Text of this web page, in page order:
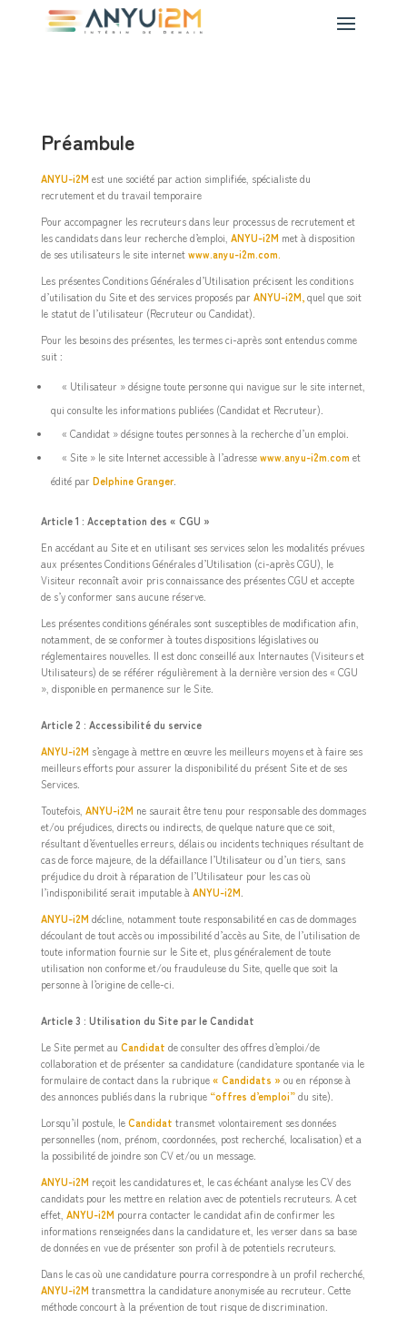
Préambule
ANYU-i2M est une société par action simplifiée, spécialiste du
recrutement et du travail temporaire
Pour accompagner les recruteurs dans leur processus de recrutement et
les candidats dans leur recherche d’emploi, ANYU-i2M met à disposition
de ses utilisateurs le site internetwww.anyu-i2m.com.
Les présentes Conditions Générales d’Utilisation précisent les conditions
d’utilisation du Site et des services proposés par ANYU-i2M, quel que soit
le statut de l’utilisateur (Recruteur ou Candidat).
Pour les besoins des présentes, les termes ci-après sont entendus comme
suit :
« Utilisateur » désigne toute personne qui navigue sur le site internet,
qui consulte les informations publiées (Candidat et Recruteur).
« Candidat » désigne toutes personnes à la recherche d’un emploi.
« Site » le site Internet accessible à l’adressewww.anyu-i2m.com et
édité par Delphine Granger.
Article 1 : Acceptation des « CGU »
En accédant au Site et en utilisant ses services selon les modalités prévues
aux présentes Conditions Générales d’Utilisation (ci-après CGU), le
Visiteur reconnaît avoir pris connaissance des présentes CGU et accepte
de s’y conformer sans aucune réserve.
Les présentes conditions générales sont susceptibles de modification afin,
notamment, de se conformer à toutes dispositions législatives ou
réglementaires nouvelles. Il est donc conseillé aux Internautes (Visiteurs et
Utilisateurs) de se référer régulièrement à la dernière version des « CGU
», disponible en permanence sur le Site.
Article 2 : Accessibilité du service
ANYU-i2M s’engage à mettre en œuvre les meilleurs moyens et à faire ses
meilleurs efforts pour assurer la disponibilité du présent Site et de ses
Services.
Toutefois, ANYU-i2M ne saurait être tenu pour responsable des dommages
et/ou préjudices, directs ou indirects, de quelque nature que ce soit,
résultant d’éventuelles erreurs, délais ou incidents techniques résultant de
cas de force majeure, de la défaillance l’Utilisateur ou d’un tiers, sans
préjudice du droit à réparation de l’Utilisateur pour les cas où
l’indisponibilité serait imputable à ANYU-i2M
ANYU-i2M décline, notamment toute responsabilité en cas de dommages
découlant de tout accès ou impossibilité d’accès au Site, de l’utilisation de
toute information fournie sur le Site et, plus généralement de toute
utilisation non conforme et/ou frauduleuse du Site, quelle que soit la
personne à l’origine de celle-ci.
Article 3 : Utilisation du Site par le Candidat
Le Site permet au Candidat de consulter des offres d’emploi/de
collaboration et de présenter sa candidature (candidature spontanée via le
formulaire de contact dans la rubrique« Candidats » ou en réponse à
des annonces publiés dans la rubrique “offres d’emploi”du site).
Lorsqu’il postule, leCandidat transmet volontairement ses données
personnelles (nom, prénom, coordonnées, post recherché, localisation) et a
la possibilité de joindre son CV et/ou un message.
ANYU-i2M reçoit les candidatures et, le cas échéant analyse les CV des
candidats pour les mettre en relation avec de potentiels recruteurs. A cet
effet, ANYU-i2M pourra contacter le candidat afin de confirmer les
informations renseignées dans la candidature et, les verser dans sa base
de données en vue de présenter son profil à de potentiels recruteurs.
Dans le cas où une candidature pourra correspondre à un profil recherché,
ANYU-i2M transmettra la candidature anonymisée au recruteur. Cette
méthode concourt à la prévention de tout risque de discrimination.